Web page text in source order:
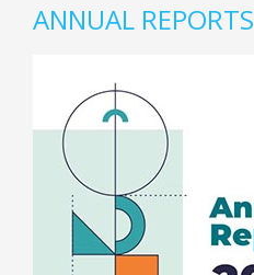
ANNUAL REPORTS